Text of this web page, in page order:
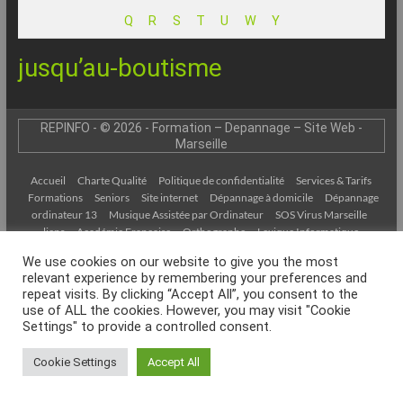
Internet
l’Informatique
Simplement
Q R S T U W Y
jusqu’au-boutisme
REPINFO - © 2026 - Formation – Depannage – Site Web -
Marseille
Accueil Charte Qualité Politique de confidentialité
Services & Tarifs
Formations
Seniors Site internet Dépannage à domicile
Dépannage
ordinateur 13
Musique Assistée par Ordinateur
SOS Virus Marseille
liens
Académie Française Orthographe
Lexique Informatique
We use cookies on our website to give you the most
relevant experience by remembering your preferences and
repeat visits. By clicking “Accept All”, you consent to the
use of ALL the cookies. However, you may visit "Cookie
Settings" to provide a controlled consent.
Cookie Settings Accept All